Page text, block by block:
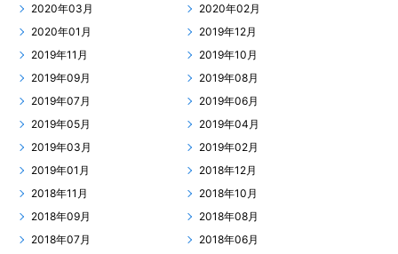
2020年03月
2020年02月
2020年01月
2019年12月
2019年11月
2019年10月
2019年09月
2019年08月
2019年07月
2019年06月
2019年05月
2019年04月
2019年03月
2019年02月
2019年01月
2018年12月
2018年11月
2018年10月
2018年09月
2018年08月
2018年07月
2018年06月